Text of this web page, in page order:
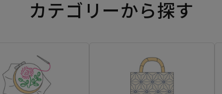
カテゴリーから探す